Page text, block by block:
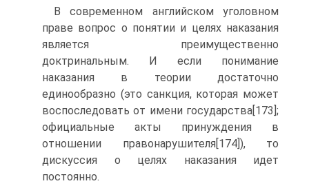
В современном английском уголовном
праве вопрос о понятии и целях наказания
является преимущественно
доктринальным. И если понимание
наказания в теории достаточно
единообразно (это санкция, которая может
воспоследовать от имени государства[173];
официальные акты принуждения в
отношении правонарушителя[174]), то
дискуссия о целях наказания идет
постоянно.